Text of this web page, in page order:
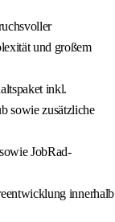
und großem
inkl.
sowie zusätzliche
JobRad-
innerhalb